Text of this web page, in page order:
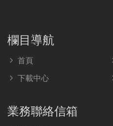
欄目導航
首頁
下載中心
業務聯絡信箱